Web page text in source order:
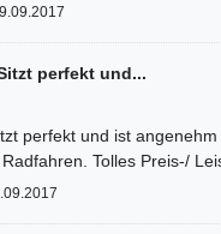
perfekt und...
perfekt und ist
Tolles Preis-/